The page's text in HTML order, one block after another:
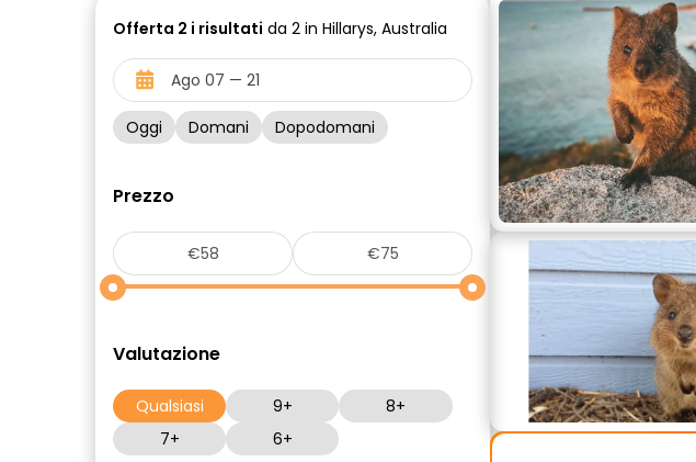
Offerta 2 i risultati da 2 in Hillarys, Australia
Oggi Domani Dopodomani
Prezzo
Valutazione
Qualsiasi 9+
8+
7+
6+